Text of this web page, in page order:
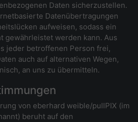
Daten sicherzustellen.
Datenübertragungen
aufweisen, sodass ein
gewährleistet werden kann. Aus
jeder betroffenen Person frei,
auch auf alternativen Wegen,
an uns zu übermitteln.
von eberhard weible/pullPIX (im
beruht auf den